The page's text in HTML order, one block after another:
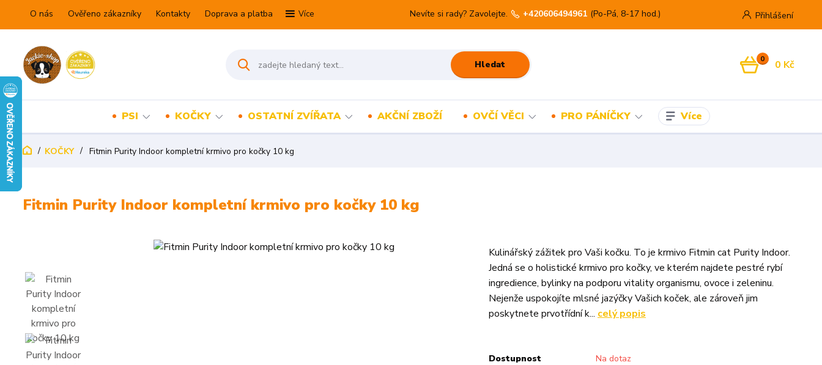
O nás Ověřeno zákazníky Kontakty Doprava a platba Více Přihlášení
Hledat
Nevíte si rady? Zavolejte. +420606494961 (Po-Pá, 8-17 hod.)
0 0 Kč
PSI KOČKY OSTATNÍ ZVÍŘATA AKČNÍ ZBOŽÍ OVČÍ VĚCI PRO PÁNÍČKY Více
KOČKY Fitmin Purity Indoor kompletní krmivo pro kočky 10 kg
Fitmin Purity Indoor kompletní krmivo pro kočky 10 kg
Kulinářský zážitek pro Vaši kočku. To je krmivo Fitmin cat Purity Indoor.
Jedná se o holistické krmivo pro kočky, ve kterém najdete pestré rybí
ingredience, bylinky na podporu vitality organismu, ovoce i zeleninu.
Nejenže uspokojíte mlsné jazýčky Vašich koček, ale zároveň jim
poskytnete prvotřídní k... celý popis
Dostupnost Na dotaz